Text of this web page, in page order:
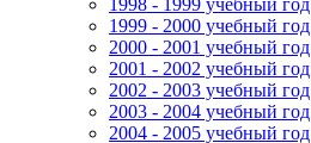
1998 - 1999 учебный год
1999 - 2000 учебный год
2000 - 2001 учебный год
2001 - 2002 учебный год
2002 - 2003 учебный год
2003 - 2004 учебный год
2004 - 2005 учебный год